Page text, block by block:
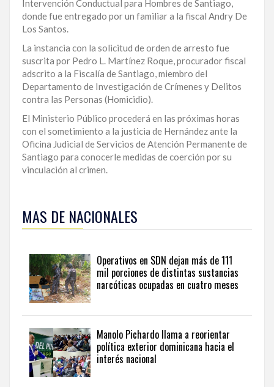
Intervención Conductual para Hombres de Santiago,
donde fue entregado por un familiar a la fiscal Andry De
Los Santos.
La instancia con la solicitud de orden de arresto fue
suscrita por Pedro L. Martínez Roque, procurador fiscal
adscrito a la Fiscalía de Santiago, miembro del
Departamento de Investigación de Crímenes y Delitos
contra las Personas (Homicidio).
El Ministerio Público procederá en las próximas horas
con el sometimiento a la justicia de Hernández ante la
Oficina Judicial de Servicios de Atención Permanente de
Santiago para conocerle medidas de coerción por su
vinculación al crimen.
esta
información
seguir
actualidad
del
país
desde
una
perspectiva
internacional,
visite
the
MAS DE NACIONALES
Operativos en SDN dejan más de 111
mil porciones de distintas sustancias
narcóticas ocupadas en cuatro meses
Manolo Pichardo llama a reorientar
política exterior dominicana hacia el
interés nacional